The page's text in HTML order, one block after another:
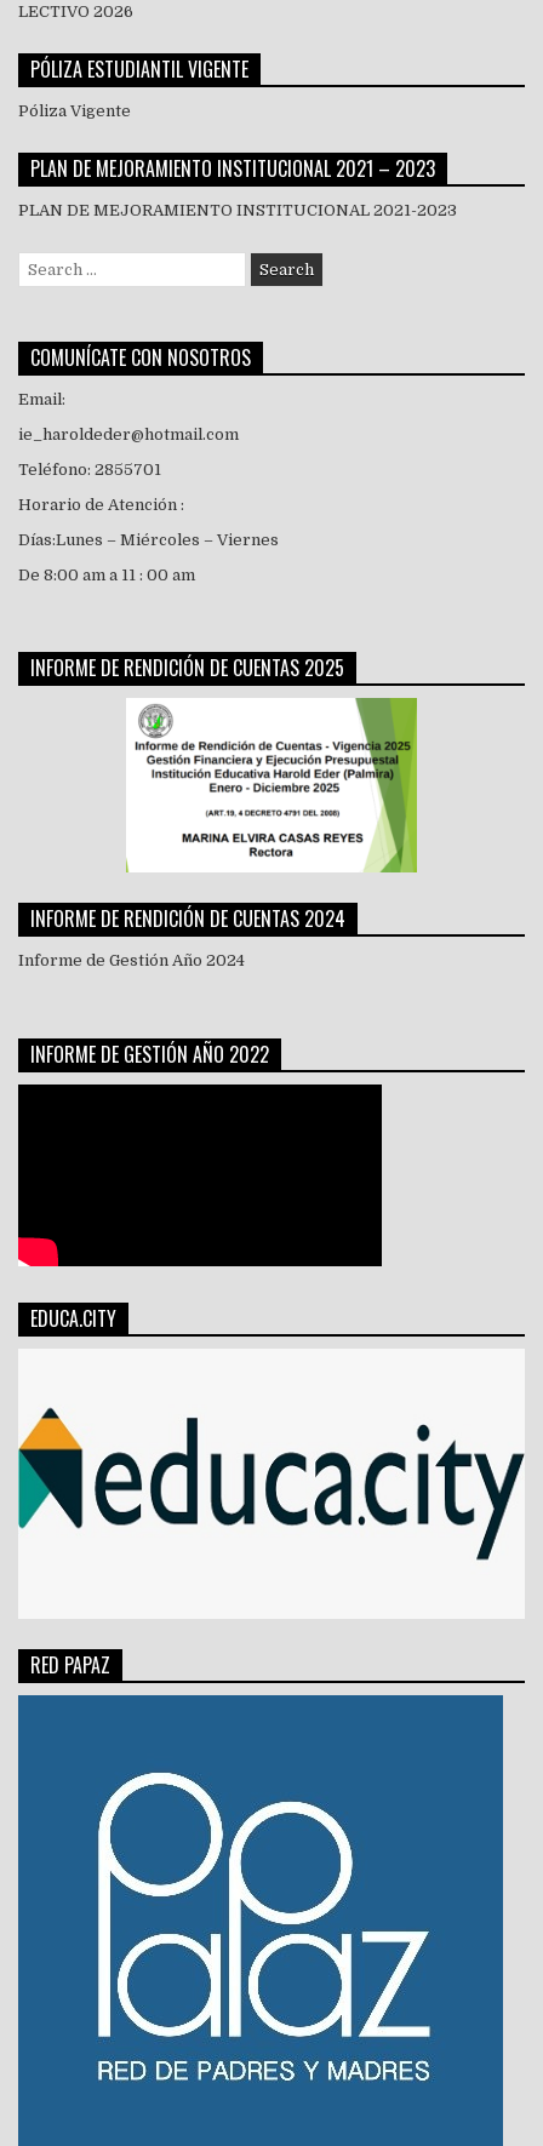
LECTIVO 2026
PÓLIZA ESTUDIANTIL VIGENTE
Póliza Vigente
PLAN DE MEJORAMIENTO INSTITUCIONAL 2021 – 2023
PLAN DE MEJORAMIENTO INSTITUCIONAL 2021-2023
Search
for:
COMUNÍCATE CON NOSOTROS
Email:
ie_haroldeder@hotmail.com
Teléfono: 2855701
Horario de Atención :
Días:Lunes – Miércoles – Viernes
De 8:00 am a 11 : 00 am
INFORME DE RENDICIÓN DE CUENTAS 2025
INFORME DE RENDICIÓN DE CUENTAS 2024
Informe de Gestión Año 2024
INFORME DE GESTIÓN AÑO 2022
EDUCA.CITY
RED PAPAZ